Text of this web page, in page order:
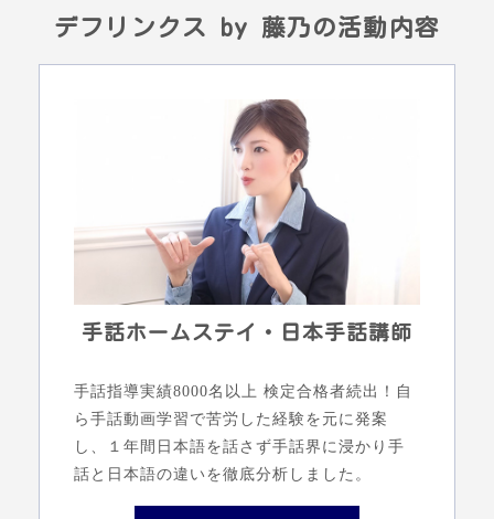
デフリンクス by 藤乃の活動内容
手話ホームステイ・日本手話講師
手話指導実績8000名以上 検定合格者続出！自
ら手話動画学習で苦労した経験を元に発案
し、１年間日本語を話さず手話界に浸かり手
話と日本語の違いを徹底分析しました。